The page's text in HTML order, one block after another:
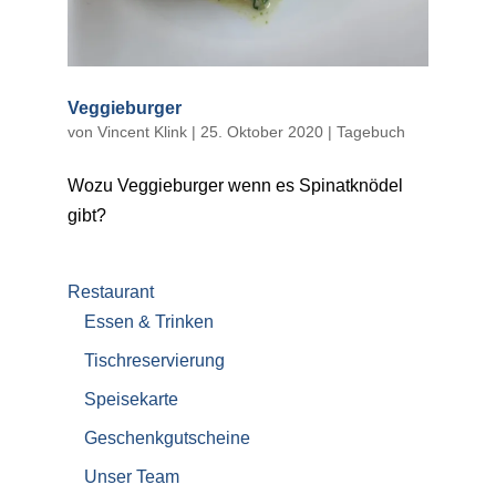
Veggieburger
von Vincent Klink| 25. Oktober 2020| Tagebuch
Wozu Veggieburger wenn es Spinatknödel
gibt?
Restaurant
Essen & Trinken
Tischreservierung
Speisekarte
Geschenkgutscheine
Unser Team